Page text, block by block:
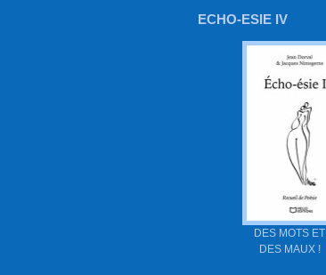
ECHO-ESIE IV
DES MOTS ET
DES MAUX !